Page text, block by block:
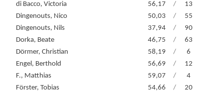
di Bacco, Victoria
56,17 /
13
Dingenouts, Nico
50,03 /
55
Dingenouts, Nils
37,94 /
90
Dorka, Beate
46,75 /
63
Dörmer, Christian
58,19 /
6
Engel, Berthold
56,69 /
12
F., Matthias
59,07 /
4
Förster, Tobias
54,66 /
20